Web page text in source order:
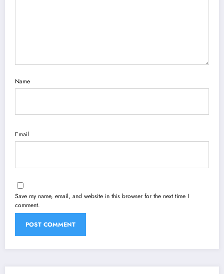
Name
Email
Save my name, email, and website in this browser for the next time I
comment.